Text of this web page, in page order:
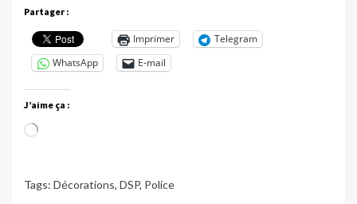
Partager :
Imprimer
Telegram
WhatsApp
E-mail
J’aime ça :
Chargement…
Tags: Décorations, DSP, Police